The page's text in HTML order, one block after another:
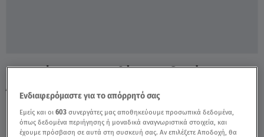
Επιστρέφουν Στην Αθήνα Οι Αδειούχοι Του
Αυγούστου - Video
Ενδιαφερόμαστε για το απόρρητό σας
Εμείς και οι603 συνεργάτες μας αποθηκεύουμε προσωπικά δεδομένα,
όπως δεδομένα περιήγησης ή μοναδικά αναγνωριστικά στοιχεία, και
έχουμε πρόσβαση σε αυτά στη συσκευή σας. Αν επιλέξετε Αποδοχή, θα